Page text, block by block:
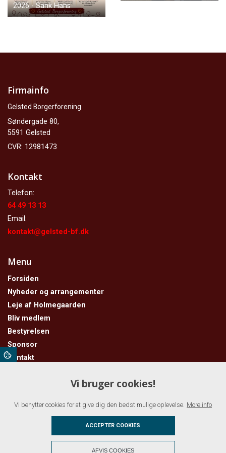
2026 - Sank Hans
Firmainfo
Gelsted Borgerforening
Søndergade 80,
5591 Gelsted
CVR: 12981473
Kontakt
Telefon:
64 49 13 13
Email:
kontakt@gelsted-bf.dk
Menu
Forsiden
Nyheder og arrangementer
Leje af Holmegaarden
Bliv medlem
Bestyrelsen
Sponsor
Kontakt
GDPR
Vi bruger cookies!
Vi benytter cookies for at give dig den bedst mulige oplevelse. More info
ACCEPTER COOKIES
AFVIS COOKIES